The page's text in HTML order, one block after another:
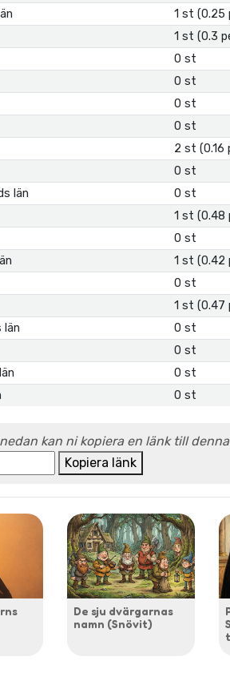
1 st (0.25
1 st (0.3
0 st
0 st
0 st
0 st
2 st (0.16
0 st
län
0 st
1 st (0.48
0 st
1 st (0.42
0 st
1 st (0.47
län
0 st
0 st
0 st
0 st
kan ni kopiera en länk till
Kopiera länk
De sju dvärgarnas
namn (Snövit)